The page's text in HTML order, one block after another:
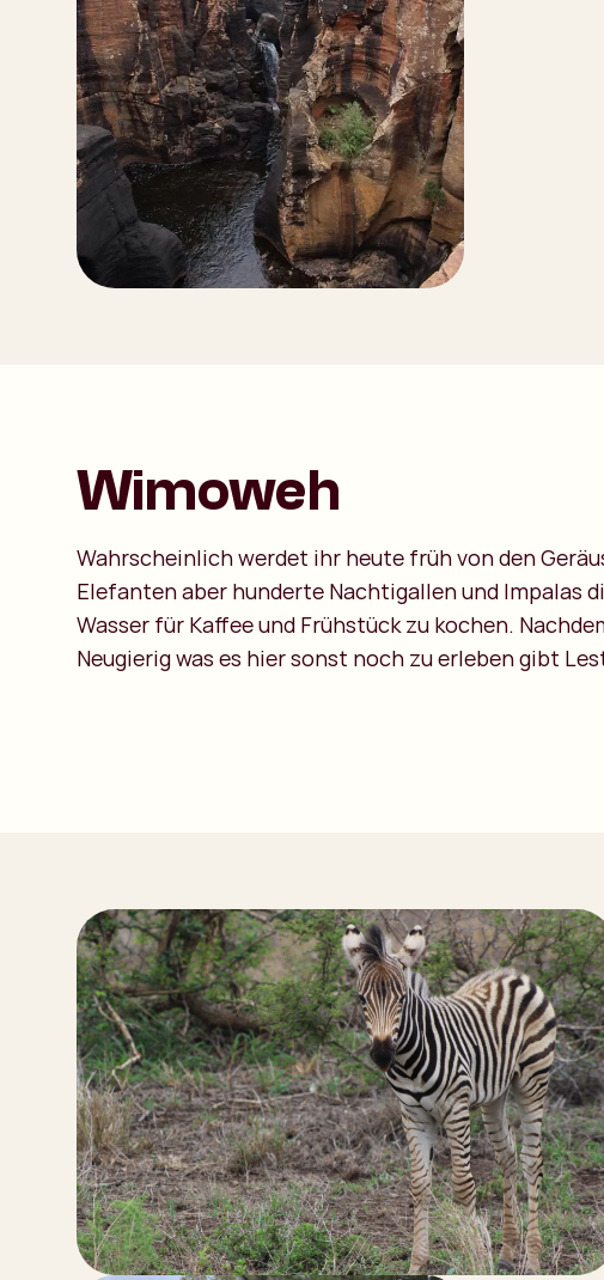
Wimoweh
Wahrscheinlich werdet ihr heute früh von den
Elefanten aber hunderte Nachtigallen und Impalas
Wasser für Kaffee und Frühstück zu kochen.
Neugierig was es hier sonst noch zu erleben gibt